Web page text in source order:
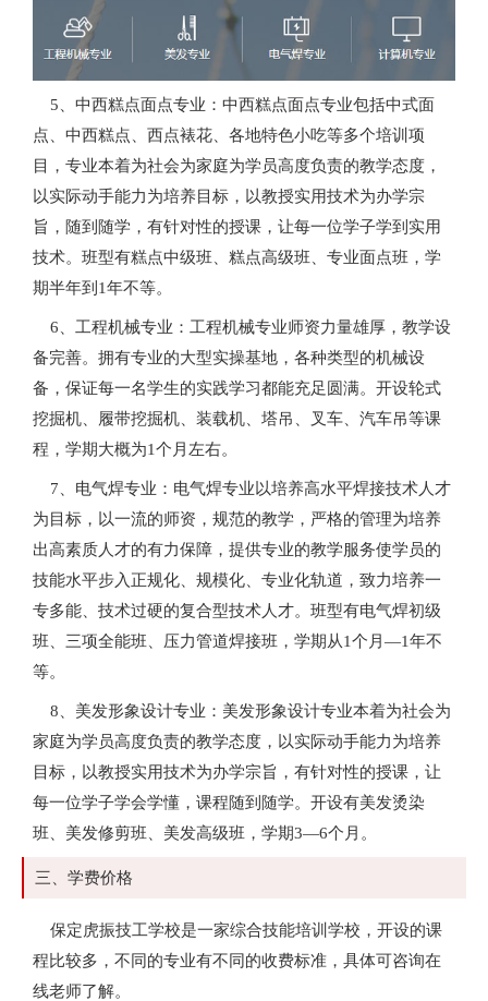
5、中西糕点面点专业：中西糕点面点专业包括中式面
点、中西糕点、西点裱花、各地特色小吃等多个培训项
目，专业本着为社会为家庭为学员高度负责的教学态度，
以实际动手能力为培养目标，以教授实用技术为办学宗
旨，随到随学，有针对性的授课，让每一位学子学到实用
技术。班型有糕点中级班、糕点高级班、专业面点班，学
期半年到1年不等。
6、工程机械专业：工程机械专业师资力量雄厚，教学设
备完善。拥有专业的大型实操基地，各种类型的机械设
备，保证每一名学生的实践学习都能充足圆满。开设轮式
挖掘机、履带挖掘机、装载机、塔吊、叉车、汽车吊等课
程，学期大概为1个月左右。
7、电气焊专业：电气焊专业以培养高水平焊接技术人才
为目标，以一流的师资，规范的教学，严格的管理为培养
出高素质人才的有力保障，提供专业的教学服务使学员的
技能水平步入正规化、规模化、专业化轨道，致力培养一
专多能、技术过硬的复合型技术人才。班型有电气焊初级
班、三项全能班、压力管道焊接班，学期从1个月—1年不
等。
8、美发形象设计专业：美发形象设计专业本着为社会为
家庭为学员高度负责的教学态度，以实际动手能力为培养
目标，以教授实用技术为办学宗旨，有针对性的授课，让
每一位学子学会学懂，课程随到随学。开设有美发烫染
班、美发修剪班、美发高级班，学期3—6个月。
三、学费价格
保定虎振技工学校是一家综合技能培训学校，开设的课
程比较多，不同的专业有不同的收费标准，具体可咨询在
线老师了解。